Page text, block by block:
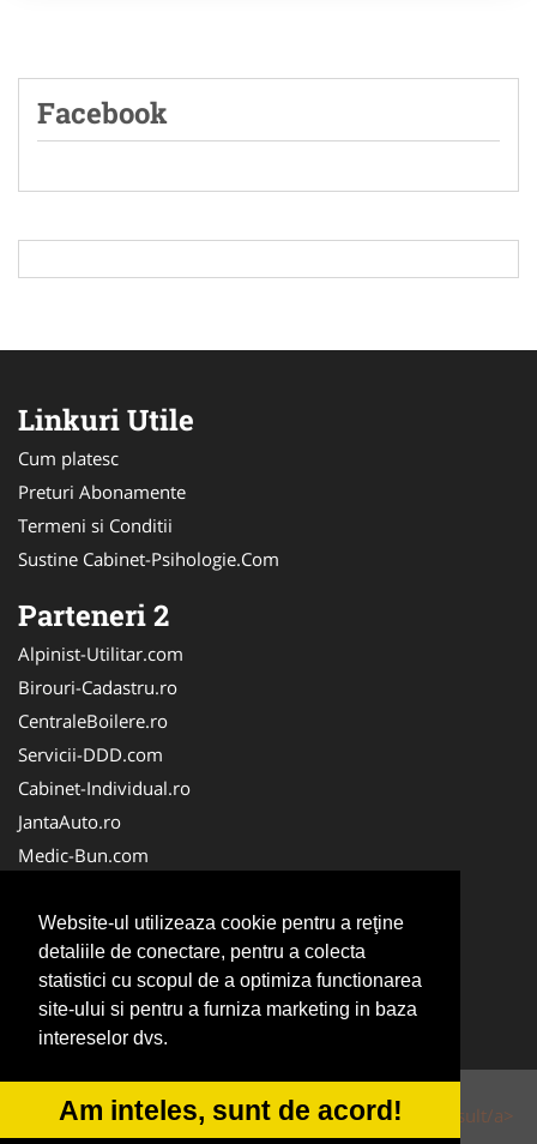
Website-ul utilizeaza cookie pentru a reţine
detaliile de conectare, pentru a colecta
statistici cu scopul de a optimiza functionarea
site-ului si pentru a furniza marketing in baza
intereselor dvs.
Am inteles, sunt de acord!
Facebook
Linkuri Utile
Cum platesc
Preturi Abonamente
Termeni si Conditii
Sustine Cabinet-Psihologie.Com
Parteneri 2
Alpinist-Utilitar.com
Birouri-Cadastru.ro
CentraleBoilere.ro
Servicii-DDD.com
Cabinet-Individual.ro
JantaAuto.ro
Medic-Bun.com
Apicultorul.com
CentruInchirieri.ro
Oftalmologul.ro
Stomatologul.com
© 2014-2026 Powered byVilonMedia&Tokaido Consult/a>